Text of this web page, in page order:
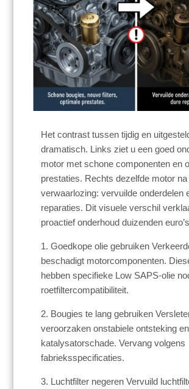
Het contrast tussen tijdig en
dramatisch. Links ziet u een goed
motor met schone componenten en
prestaties. Rechts dezelfde motor na
verwaarlozing: vervuilde onderdelen
reparaties. Dit visuele verschil
proactief onderhoud duizenden
1. Goedkope olie gebruiken
beschadigt motorcomponenten.
hebben specifieke Low SAPS-olie
roetfiltercompatibiliteit.
2. Bougies te lang gebruiken
veroorzaken onstabiele ontsteking en
katalysatorschade. Vervang volgens
fabrieksspecificaties.
3. Luchtfilter negeren Vervuild